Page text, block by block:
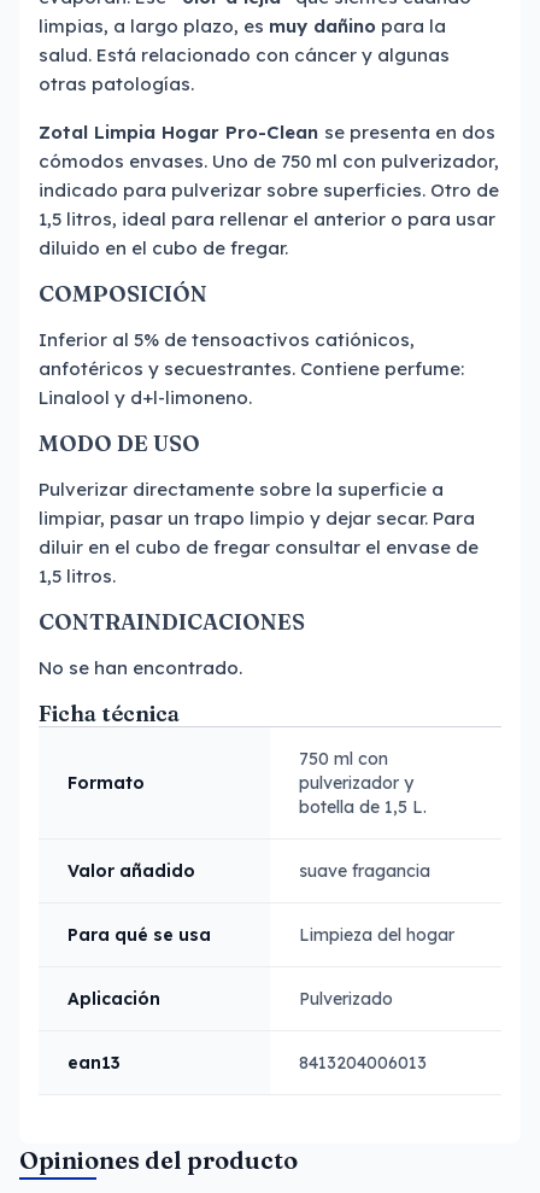
limpias, a largo plazo, es muy dañino para la
salud. Está relacionado con cáncer y algunas
otras patologías.
Zotal Limpia Hogar Pro-Clean se presenta en dos
cómodos envases. Uno de 750 ml con pulverizador,
indicado para pulverizar sobre superficies. Otro de
1,5 litros, ideal para rellenar el anterior o para usar
diluido en el cubo de fregar.
COMPOSICIÓN
Inferior al 5% de tensoactivos catiónicos,
anfotéricos y secuestrantes. Contiene perfume:
Linalool y d+l-limoneno.
MODO DE USO
Pulverizar directamente sobre la superficie a
limpiar, pasar un trapo limpio y dejar secar. Para
diluir en el cubo de fregar consultar el envase de
1,5 litros.
CONTRAINDICACIONES
No se han encontrado.
Ficha técnica
Formato
750 ml con
pulverizador y
botella de 1,5 L.
Valor añadido suave fragancia
Para qué se usa Limpieza del hogar
Aplicación Pulverizado
ean13 8413204006013
Opiniones del producto